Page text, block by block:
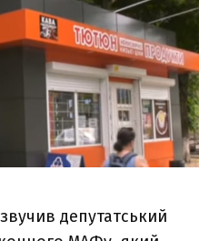
депутатський